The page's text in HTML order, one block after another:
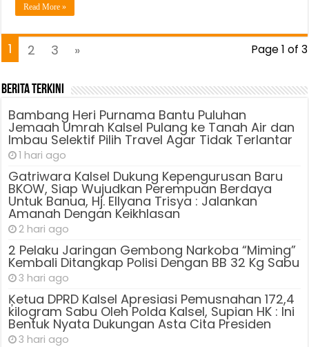
Read More »
Page 1 of 3
1 2 3 »
Berita Terkini
Bambang Heri Purnama Bantu Puluhan
Jemaah Umrah Kalsel Pulang ke Tanah Air dan
Imbau Selektif Pilih Travel Agar Tidak Terlantar
1 hari ago
Gatriwara Kalsel Dukung Kepengurusan Baru
BKOW, Siap Wujudkan Perempuan Berdaya
Untuk Banua, Hj. Ellyana Trisya : Jalankan
Amanah Dengan Keikhlasan
2 hari ago
2 Pelaku Jaringan Gembong Narkoba “Miming”
Kembali Ditangkap Polisi Dengan BB 32 Kg Sabu
3 hari ago
Ķetua DPRD Kalsel Apresiasi Pemusnahan 172,4
kilogram Sabu Oleh Polda Kalsel, Supian HK : Ini
Bentuk Nyata Dukungan Asta Cita Presiden
3 hari ago